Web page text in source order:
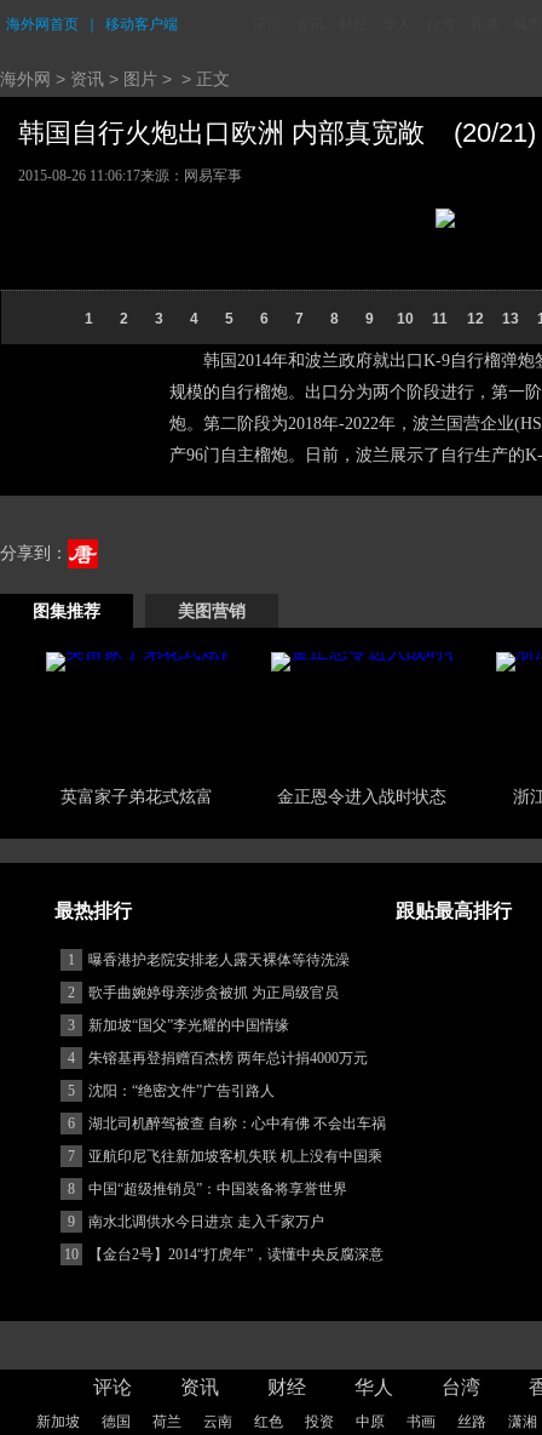
海外网首页 移动客户端
海外网 > 资讯 > 图片 > > 正文
韩国自行火炮出口欧洲 内部真宽敞 (20/21)
2015-08-26 11:06:17来源：网易军事
1 2 3 4 5 6 7 8 9 10 11 12 13
韩国2014年和波兰政府就出口K-9自行榴弹炮
规模的自行榴炮。出口分为两个阶段进行，第一
炮。第二阶段为2018年-2022年，波兰国营企业
产96门自主榴炮。日前，波兰展示了自行生产的
分享到：
图集推荐 美图营销
英富家子弟花式炫富 金正恩令进入战时状态 浙
最热排行 跟贴最高排行
1
曝香港护老院安排老人露天裸体等待洗澡
2
歌手曲婉婷母亲涉贪被抓 为正局级官员
3
新加坡“国父”李光耀的中国情缘
4
朱镕基再登捐赠百杰榜 两年总计捐4000万元
5
沈阳：“绝密文件”广告引路人
6
湖北司机醉驾被查 自称：心中有佛 不会出车祸
(图)
7
亚航印尼飞往新加坡客机失联 机上没有中国乘
客
8
中国“超级推销员”：中国装备将享誉世界
9
南水北调供水今日进京 走入千家万户
10
【金台2号】2014“打虎年”，读懂中央反腐深意
评论 资讯 财经 华人 台湾
新加坡 德国 荷兰 云南 红色 投资 中原 书画 丝路 潇湘